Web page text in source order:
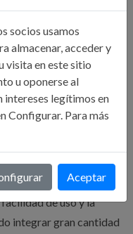
REVIT
y MEP, para dar
estructuras e
de uso y la
integrar gran cantidad
socios usamos
almacenar, acceder y
visita en este sitio
u oponerse al
intereses legítimos en
Configurar. Para más
Aceptar